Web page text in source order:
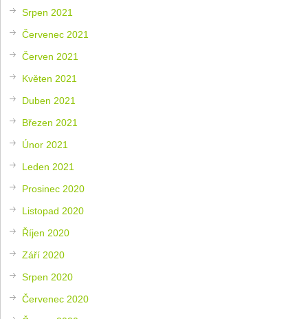
Srpen 2021
Červenec 2021
Červen 2021
Květen 2021
Duben 2021
Březen 2021
Únor 2021
Leden 2021
Prosinec 2020
Listopad 2020
Říjen 2020
Září 2020
Srpen 2020
Červenec 2020